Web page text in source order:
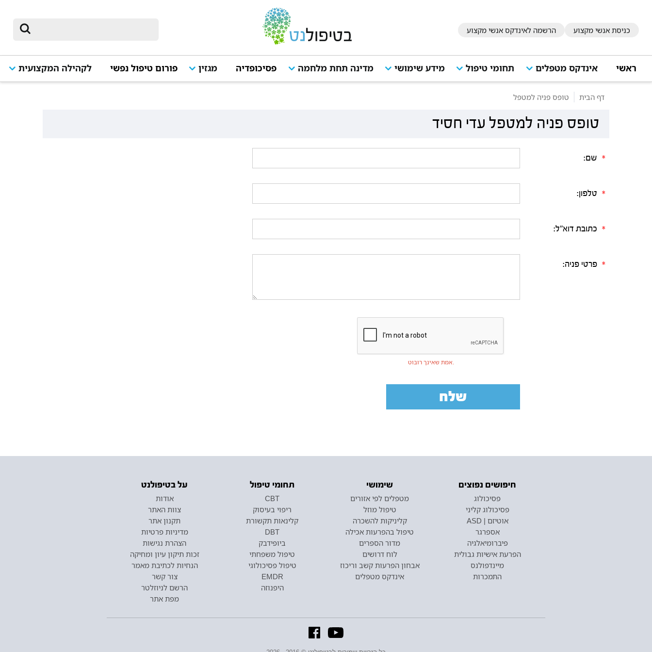
כניסת אנשי מקצוע הרשמה לאינדקס אנשי מקצוע
ראשי אינדקס מטפלים תחומי טיפול מידע שימושי מדינה תחת מלחמה פסיכופדיה מגזין פורום טיפול נפשי לקהילה המקצועית
דף הבית טופס פניה למטפל
טופס פניה למטפל עדי חסיד
* שם:
* טלפון:
* כתובת דוא"ל:
* פרטי פניה:
אמת שאינך רובוט.
שלח
חיפושים נפוצים
פסיכולוג
פסיכולוג קליני
אוטיזם | ASD
אספרגר
פיברומיאלגיה
הפרעת אישיות גבולית
מיינדפולנס
התמכרות
שימושי
מטפלים לפי אזורים
טיפול מוזל
קליניקות להשכרה
טיפול בהפרעות אכילה
מדור הספרים
לוח דרושים
אבחון הפרעות קשב וריכוז
אינדקס מטפלים
תחומי טיפול
CBT
ריפוי בעיסוק
קלינאות תקשורת
DBT
ביופידבק
טיפול משפחתי
טיפול פסיכולוגי
EMDR
היפנוזה
על בטיפולנט
אודות
צוות האתר
תקנון אתר
מדיניות פרטיות
הצהרת נגישות
זכות תיקון עיון ומחיקה
הנחיות לכתיבת מאמר
צור קשר
הרשם לניוזלטר
מפת אתר